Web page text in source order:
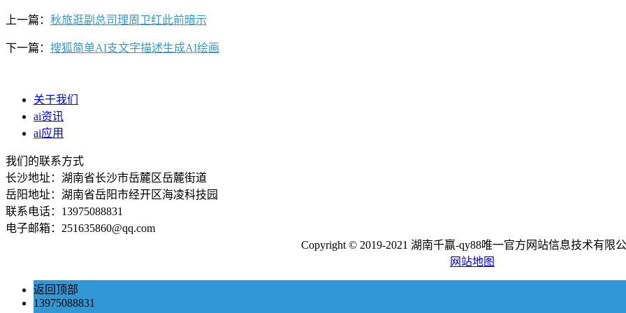
上一篇： 秋旅逛副总司理周卫红此前暗示
下一篇： 搜狐简单AI支文字描述生成AI绘画
关于我们
ai资讯
ai应用
我们的联系方式
长沙地址：湖南省长沙市岳麓区岳麓街道
岳阳地址：湖南省岳阳市经开区海凌科技园
联系电话：13975088831
电子邮箱：251635860@qq.com
Copyright © 2019-2021 湖南千赢-qy88唯一官方网站信息技术有限
网站地图
返回顶部
13975088831